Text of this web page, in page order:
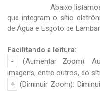
Abaixo listamos os
que integram o sítio
de Água e Esgoto de
Facilitando a leitura:
(Aumentar Zoom):
imagens, entre outros, do
(Diminuir Zoom):